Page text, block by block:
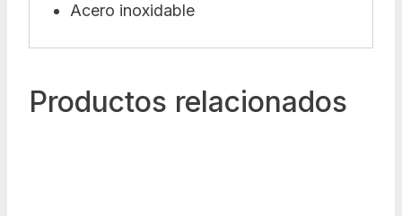
Acero inoxidable
Productos relacionados